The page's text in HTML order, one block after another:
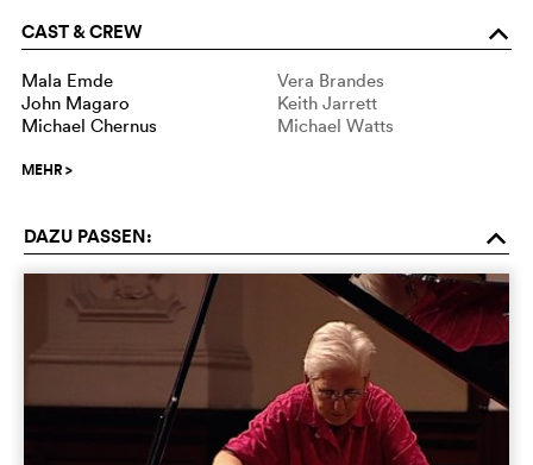
CAST & CREW o
Mala Emde
Vera Brandes
John Magaro
Keith Jarrett
Michael Chernus
Michael Watts
MEHR>
DAZU PASSEN: o